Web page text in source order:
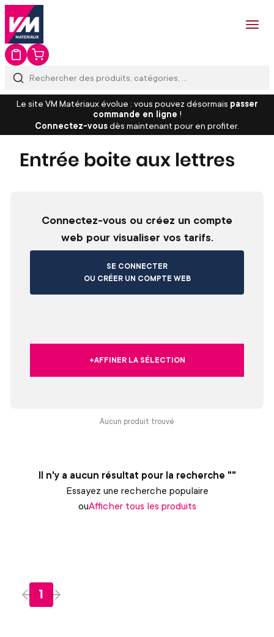
Le site VM Matériaux évolue : vous pouvez désormais passer
commande en ligne !
Connectez-vousdès maintenant pour en profiter.
Entrée boite aux lettres
Connectez-vous ou créez un compte
web pour visualiser vos tarifs.
SE CONNECTER
OU CRÉER UN COMPTE WEB
+AFFINER LA SÉLECTION
Aucun produit trouvé
Il n'y a aucun résultat pour la recherche ""
Essayez une recherche populaire
ouAfficher tous les produits
1